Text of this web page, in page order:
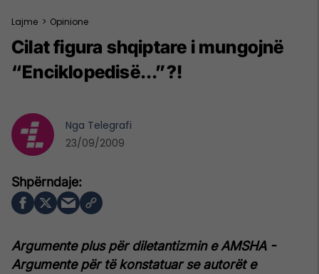
Lajme > Opinione
Cilat figura shqiptare i mungojnë
“Enciklopedisë...”?!
Argumente plus për diletantizmin e AMSHA -
Argumente për të konstatuar se autorët e
Nga Telegrafi
23/09/2009